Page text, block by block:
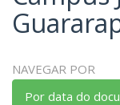
NAVEGAR POR
Por data do